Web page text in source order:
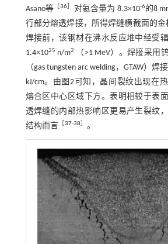
Asano等［36 对氦含量为 8.3×10-6的8
行部分熔透焊接，所得焊缝横截面的金
焊接前，该钢材在沸水反应堆中经受
1.4×1025 n/m2
（>1 MeV）。焊接采用
（gas tungsten arc welding，GTAW）
kJ/cm。由 图2 可知，晶间裂纹出现在
熔合区中心区域下方。表明相较于表
透焊缝的内部热影响区更易产生裂纹
结构而言［ 37-38 。